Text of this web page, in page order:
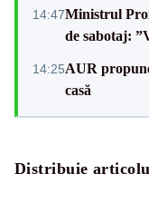
14:47Ministrul
de sabotaj:
14:25AUR
casă
Distribuie